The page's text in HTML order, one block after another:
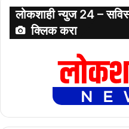
लोकशाही न्युज 24 –
क्लिक करा